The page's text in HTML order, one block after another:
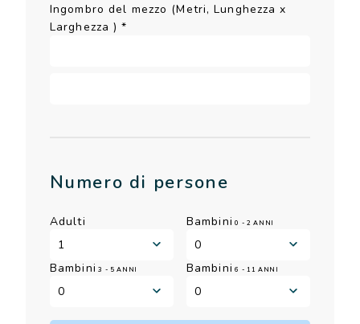
Ingombro del mezzo (Metri, Lunghezza x
Larghezza )*
Numero di persone
Adulti Bambini 0 - 2 ANNI
Bambini 3 - 5 ANNI Bambini 6 - 11 ANNI